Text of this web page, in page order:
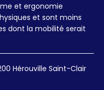
et ergonomie
et sont moins
dont la mobilité serait
Hérouville Saint-Clair